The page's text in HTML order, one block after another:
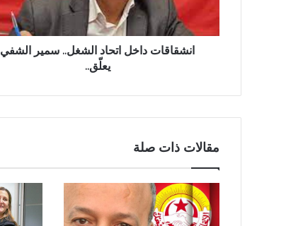
انشقاقات داخل اتحاد الشغل.. سمير الشفي
يعلّق..
مقالات ذات صلة